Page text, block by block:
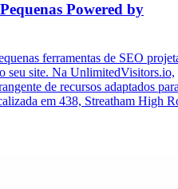
Powered by
ferramentas de SEO
seu site. Na UnlimitedVisitors.io,
de recursos adaptados
em 438, Streatham High